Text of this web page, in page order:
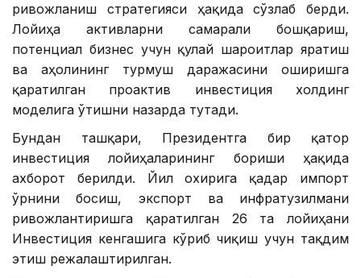
ривожланиш стратегияси ҳақида сўзлаб берди.
Лойиҳа активларни самарали бошқариш,
потенциал бизнес учун қулай шароитлар яратиш
ва аҳолининг турмуш даражасини оширишга
қаратилган проактив инвестиция холдинг
моделига ўтишни назарда тутади.
Бундан ташқари, Президентга бир қатор
инвестиция лойиҳаларининг бориши ҳақида
ахборот берилди. Йил охирига қадар импорт
ўрнини босиш, экспорт ва инфратузилмани
ривожлантиришга қаратилган 26 та лойиҳани
Инвестиция кенгашига кўриб чиқиш учун тақдим
этиш режалаштирилган.